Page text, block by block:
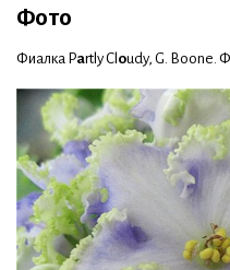
Фото
Фиалка Partly Cloudy, G. Boone.